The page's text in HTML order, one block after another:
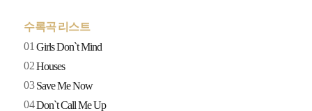
수록곡 리스트
01 Girls Don`t Mind
02Houses
03Save Me Now
04Don`t Call Me Up